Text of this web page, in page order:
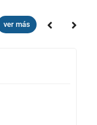
ver más